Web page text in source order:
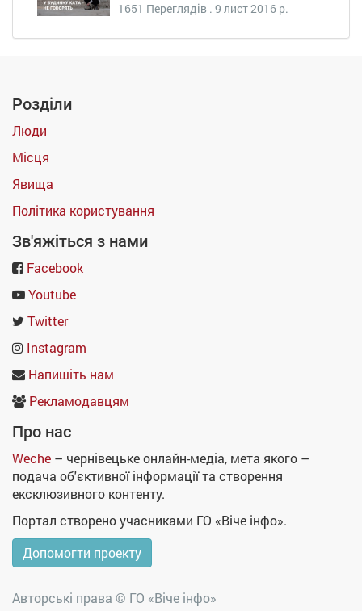
1651 Переглядів . 9 лист 2016 р.
Розділи
Люди
Місця
Явища
Політика користування
Зв'яжіться з нами
Facebook
Youtube
Twitter
Instagram
Напишіть нам
Рекламодавцям
Про нас
Weche – чернівецьке онлайн-медіа, мета якого –
подача об'єктивної інформації та створення
ексклюзивного контенту.
Портал створено учасниками ГО «Віче інфо».
Допомогти проекту
Авторські права © ГО «Віче інфо»